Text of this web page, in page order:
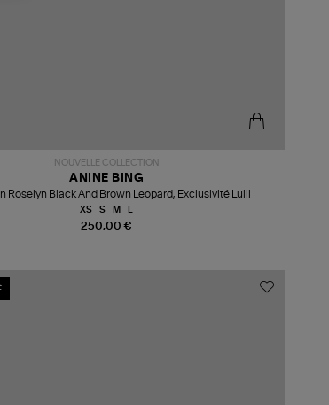
NOUVELLE COLLECTION
250,00 €
ANINE BING
Roselyn Black And Brown Leopard, Exclusivité Lulli
XS S M L